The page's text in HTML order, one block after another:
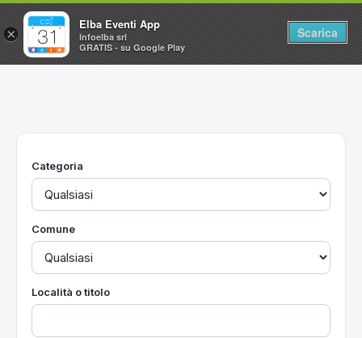
Home
Utilità
Categoria
Comune
Località o titolo
×
Elba Eventi App
Infoelba srl
GRATIS - su Google Play
Scarica